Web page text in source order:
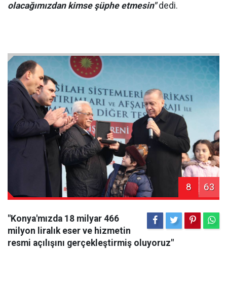
olacağımızdan kimse şüphe etmesin"dedi.
8 63
"Konya'mızda 18 milyar 466
milyon liralık eser ve hizmetin
resmi açılışını gerçekleştirmiş oluyoruz"